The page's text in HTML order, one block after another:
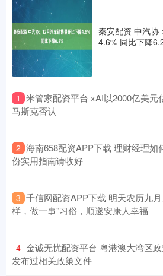
秦安配资 中汽协
4.6% 同比下降
1 米管家配资平台 xAI以2000亿美元
马斯克否认
2 海南658配资APP下载 理财经理如
份实用指南请收好
3 千信网配资APP下载 明天农历九
样，做一事”习俗，顺遂安康人幸福
4 金诚无忧配资平台 粤港澳大湾区
发布过相关政策文件